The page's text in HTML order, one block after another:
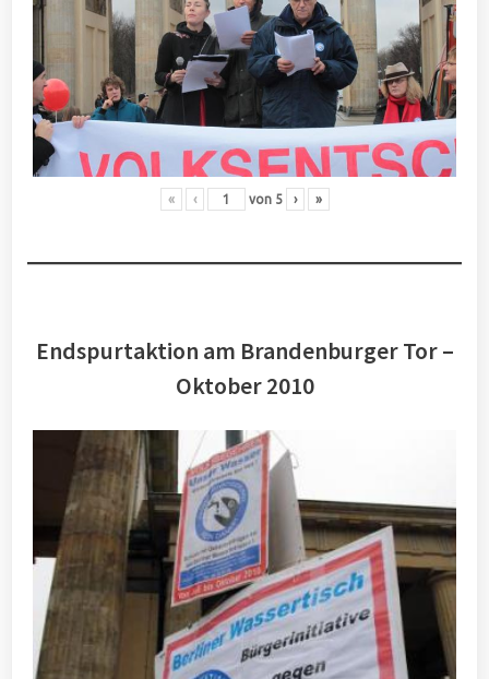
« ‹ von 5 › »
Endspurtaktion am Brandenburger Tor –
Oktober 2010